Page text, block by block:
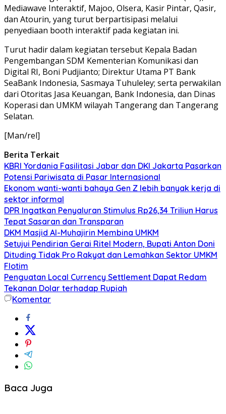
Mediawave Interaktif, Majoo, Olsera, Kasir Pintar, Qasir,
dan Atourin, yang turut berpartisipasi melalui
penyediaan booth interaktif pada kegiatan ini.
Turut hadir dalam kegiatan tersebut Kepala Badan
Pengembangan SDM Kementerian Komunikasi dan
Digital RI, Boni Pudjianto; Direktur Utama PT Bank
SeaBank Indonesia, Sasmaya Tuhuleley; serta perwakilan
dari Otoritas Jasa Keuangan, Bank Indonesia, dan Dinas
Koperasi dan UMKM wilayah Tangerang dan Tangerang
Selatan.
[Man/rel]
Berita Terkait
KBRI Yordania Fasilitasi Jabar dan DKI Jakarta Pasarkan
Potensi Pariwisata di Pasar Internasional
Ekonom wanti-wanti bahaya Gen Z lebih banyak kerja di
sektor informal
DPR Ingatkan Penyaluran Stimulus Rp26,34 Triliun Harus
Tepat Sasaran dan Transparan
DKM Masjid Al-Muhajirin Membina UMKM
Setujui Pendirian Gerai Ritel Modern, Bupati Anton Doni
Dituding Tidak Pro Rakyat dan Lemahkan Sektor UMKM
Flotim
Penguatan Local Currency Settlement Dapat Redam
Tekanan Dolar terhadap Rupiah
Komentar
Baca Juga